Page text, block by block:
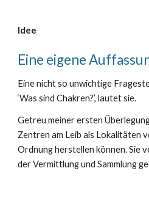
Idee
Eine eigene
Eine nicht so unwichtige
‘Was sind Chakren?’, lautet sie.
Getreu meiner ersten
Zentren am Leib als Lokalitäten
Ordnung herstellen können. Sie
der Vermittlung und Sammlung